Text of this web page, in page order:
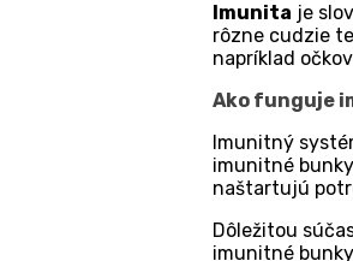
Imunita je
rôzne cudzie
napríklad
Ako funguje
Imunitný
imunitné
naštartujú
Dôležitou
imunitné